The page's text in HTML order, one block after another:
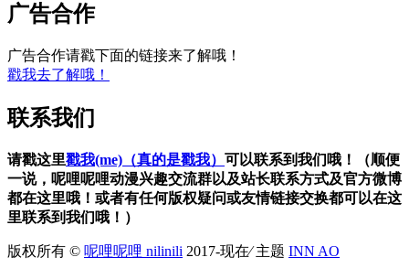
广告合作
广告合作请戳下面的链接来了解哦！
戳我去了解哦！
联系我们
请戳这里戳我(me)（真的是戳我） 可以联系到我们哦！（顺便
一说，呢哩呢哩动漫兴趣交流群以及站长联系方式及官方微博
都在这里哦！或者有任何版权疑问或友情链接交换都可以在这
里联系到我们哦！）
版权所有 © 呢哩呢哩 nilinili 2017-现在⁄ 主题 INN AO